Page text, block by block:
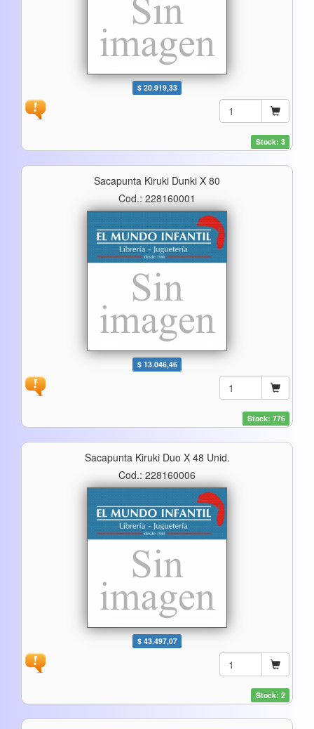
$ 20.919,33
Stock: 3
Sacapunta Kiruki Dunki X 80
Cod.: 228160001
$ 13.046,46
Stock: 776
Sacapunta Kiruki Duo X 48 Unid.
Cod.: 228160006
$ 43.497,07
Stock: 2